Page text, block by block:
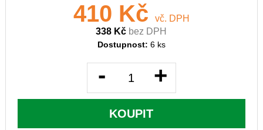
410 Kč
vč. DPH
338 Kč bez DPH
Dostupnost: 6 ks
- +
KOUPIT